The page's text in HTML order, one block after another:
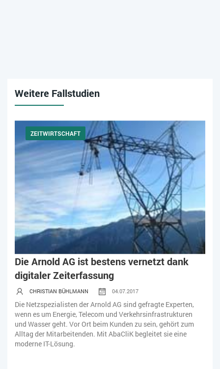
Weitere Fallstudien
ZEITWIRTSCHAFT
Die Arnold AG ist bestens vernetzt dank
digitaler Zeiterfassung
CHRISTIAN BÜHLMANN 04.07.2017
Die Netzspezialisten der Arnold AG sind gefragte Experten,
wenn es um Energie, Telecom und Verkehrsinfrastrukturen
und Wasser geht. Vor Ort beim Kunden zu sein, gehört zum
Alltag der Mitarbeitenden. Mit AbaCliK begleitet sie eine
moderne IT-Lösung.